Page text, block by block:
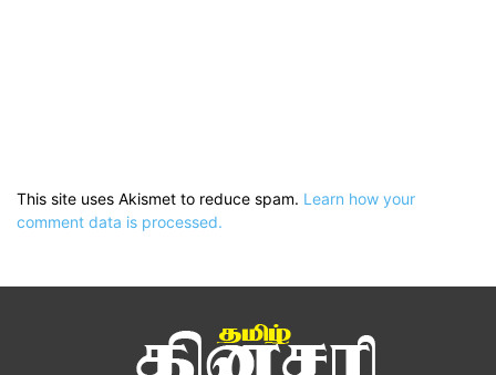
This site uses Akismet to reduce spam. Learn how your
comment data is processed.